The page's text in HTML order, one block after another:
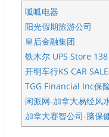
呱呱电器
阳光假期旅游公司
皇后金融集团
铁木尔 UPS Store 138
开明车行KS CAR
TGG Financial Inc保
闲派网-加拿大易经风
加拿大赛智公司-脑保
五星国艺拍卖及评估